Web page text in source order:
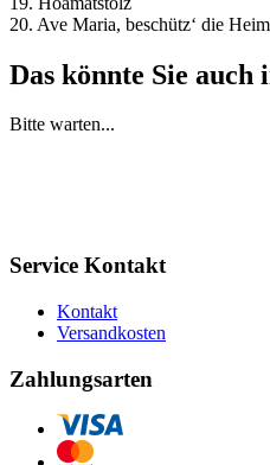
20. Ave Maria, beschütz‘ die
Das könnte Sie auch
Bitte warten...
Service Kontakt
Kontakt
Versandkosten
Zahlungsarten